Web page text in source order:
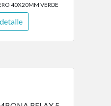
40X20MM VERDE